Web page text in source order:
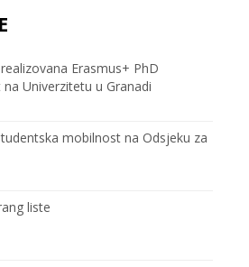
r
e Erasmus+ PhD
Univerzitetu u Granadi
mobilnost na Odsjeku za
liste